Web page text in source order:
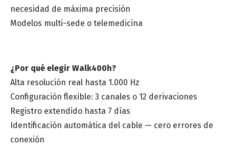
necesidad de máxima precisión
Modelos multi-sede o telemedicina
¿Por qué elegir Walk400h?
Alta resolución real hasta 1.000 Hz
Configuración flexible: 3 canales o 12 derivaciones
Registro extendido hasta 7 días
Identificación automática del cable — cero errores de
conexión